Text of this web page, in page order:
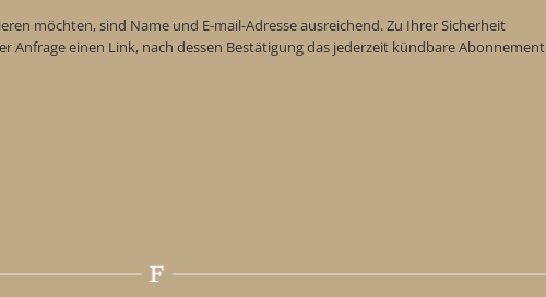
möchten, sind Name und E-mail-Adresse ausreichend. Zu Ihrer Sicherheit
Anfrage einen Link, nach dessen Bestätigung das jederzeit kündbare Abonnement